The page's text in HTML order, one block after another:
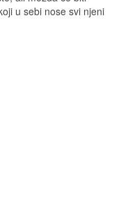
u sebi nose svi njeni